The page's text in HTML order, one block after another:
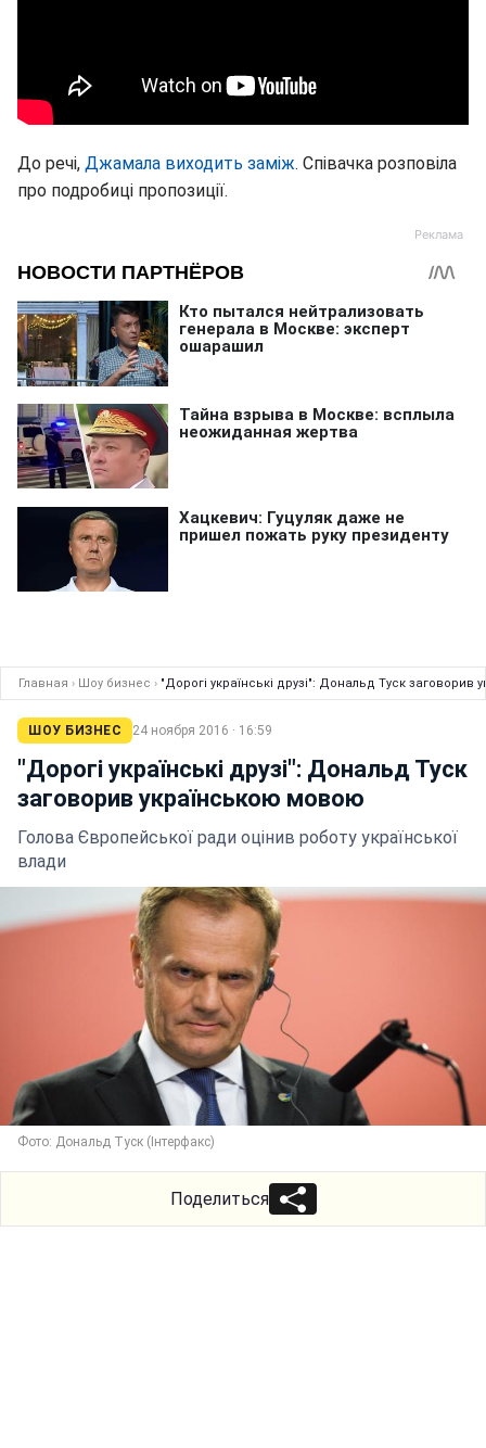
До речі, Джамала виходить заміж. Співачка розповіла
про подробиці пропозиції.
Главная › Шоу бизнес › "Дорогі українські друзі": Дональд Туск заговорив
ШОУ БИЗНЕС 24 ноября 2016 · 16:59
"Дорогі українські друзі": Дональд Туск
заговорив українською мовою
Голова Європейської ради оцінив роботу української
влади
Фото: Дональд Туск (Інтерфакс)
Поделиться